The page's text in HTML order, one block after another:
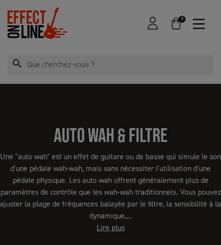
0
search
AUTO WAH & FILTRE
Une "auto wah" est un effet de guitare ou de basse qui simule le son
d'une pédale wah-wah, mais sans nécessiter l'utilisation d'une
pédale physique. Les auto wah offrent généralement plus de
paramètres de contrôle que les wah-wah traditionnels. Vous pouvez
ajuster la plage de fréquences balayée par le filtre, la sensibilité à la
dynamique,...
Lire plus